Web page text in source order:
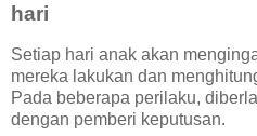
hari
Setiap hari anak akan
mereka lakukan dan
Pada beberapa perilaku,
dengan pemberi keputusan.